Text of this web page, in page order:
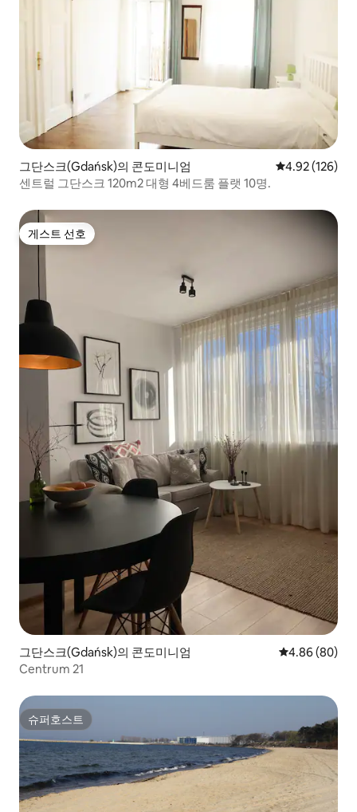
그단스크(Gdańsk)의 콘도미니엄 평점 4.92점(5
4.92 (126)
센트럴 그단스크 120m2 대형 4베드룸 플랫 10명.
게스트 선호
게스트 선호
그단스크(Gdańsk)의 콘도미니엄 평점 4.86점(5
4.86 (80)
Centrum 21
슈퍼호스트
슈퍼호스트